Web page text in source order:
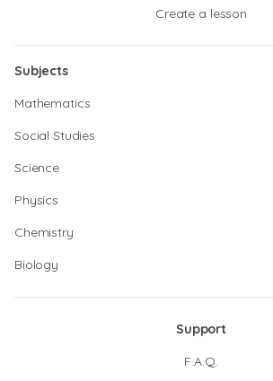
Create a lesson
Subjects
Mathematics
Social Studies
Science
Physics
Chemistry
Biology
Support
F.A.Q.